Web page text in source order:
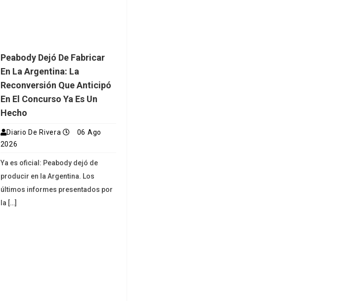
Peabody Dejó De Fabricar
En La Argentina: La
Reconversión Que Anticipó
En El Concurso Ya Es Un
Hecho
Diario De Rivera
06 Ago
2026
Ya es oficial: Peabody dejó de
producir en la Argentina. Los
últimos informes presentados por
la […]